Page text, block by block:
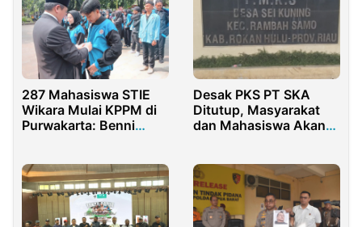
287 Mahasiswa STIE
Wikara Mulai KPPM di
Purwakarta: Benni
Muda
Desak PKS PT SKA
Ditutup, Masyarakat
dan Mahasiswa Akan